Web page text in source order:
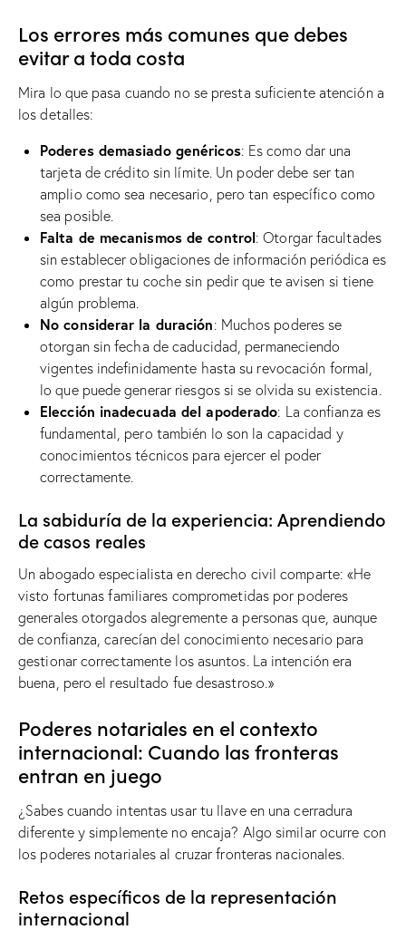
Los errores más comunes que debes
evitar a toda costa
Mira lo que pasa cuando no se presta suficiente atención a
los detalles:
Poderes demasiado genéricos: Es como dar una
tarjeta de crédito sin límite. Un poder debe ser tan
amplio como sea necesario, pero tan específico como
sea posible.
Falta de mecanismos de control: Otorgar facultades
sin establecer obligaciones de información periódica es
como prestar tu coche sin pedir que te avisen si tiene
algún problema.
No considerar la duración: Muchos poderes se
otorgan sin fecha de caducidad, permaneciendo
vigentes indefinidamente hasta su revocación formal,
lo que puede generar riesgos si se olvida su existencia.
Elección inadecuada del apoderado: La confianza es
fundamental, pero también lo son la capacidad y
conocimientos técnicos para ejercer el poder
correctamente.
La sabiduría de la experiencia: Aprendiendo
de casos reales
Un abogado especialista en derecho civil comparte: «He
visto fortunas familiares comprometidas por poderes
generales otorgados alegremente a personas que, aunque
de confianza, carecían del conocimiento necesario para
gestionar correctamente los asuntos. La intención era
buena, pero el resultado fue desastroso.»
Poderes notariales en el contexto
internacional: Cuando las fronteras
entran en juego
¿Sabes cuando intentas usar tu llave en una cerradura
diferente y simplemente no encaja? Algo similar ocurre con
los poderes notariales al cruzar fronteras nacionales.
Retos específicos de la representación
internacional